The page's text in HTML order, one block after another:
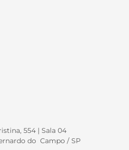
554 | Sala 04
do Campo / SP